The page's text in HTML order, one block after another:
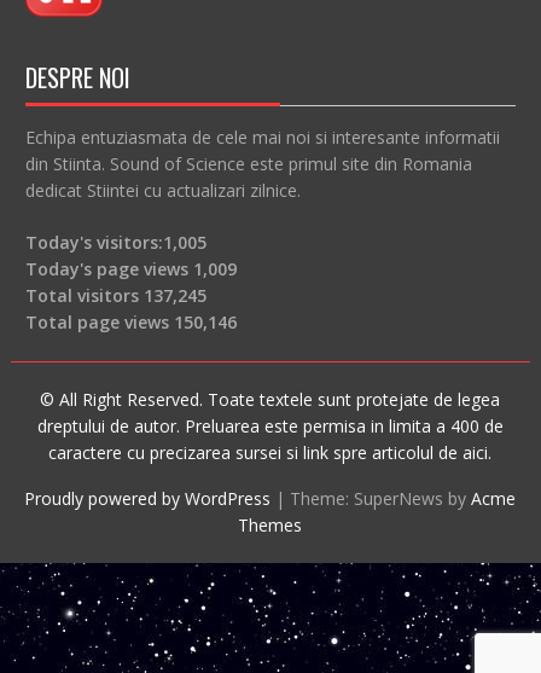
DESPRE NOI
Echipa entuziasmata de cele mai noi si interesante informatii
din Stiinta. Sound of Science este primul site din Romania
dedicat Stiintei cu actualizari zilnice.
Today's visitors:1,005
Today's page views 1,009
Total visitors 137,245
Total page views 150,146
© All Right Reserved. Toate textele sunt protejate de legea
dreptului de autor. Preluarea este permisa in limita a 400 de
caractere cu precizarea sursei si link spre articolul de aici.
Proudly powered by WordPress | Theme: SuperNews byAcme
Themes